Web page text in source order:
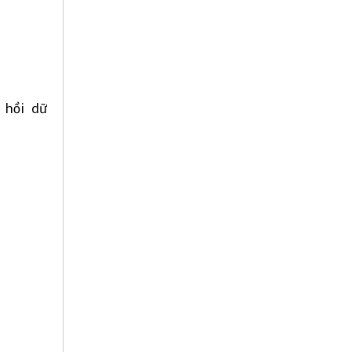
hồi dữ